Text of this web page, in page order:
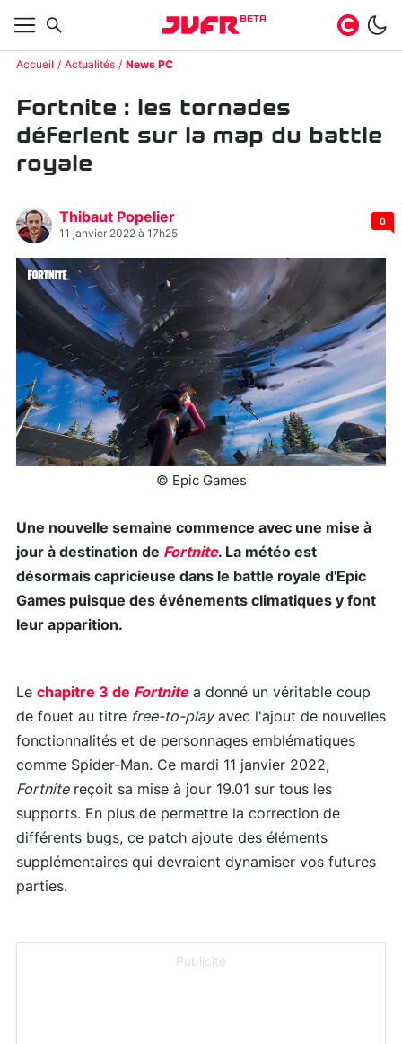
BETA
Accueil Actualités News PC
Fortnite : les tornades
déferlent sur la map du battle
royale
Thibaut Popelier
11 janvier 2022 à 17h25
0
© Epic Games
Une nouvelle semaine commence avec une mise à
jour à destination de Fortnite. La météo est
désormais capricieuse dans le battle royale d'Epic
Games puisque des événements climatiques y font
leur apparition.
Le chapitre 3 de Fortnitea donné un véritable coup
de fouet au titre free-to-playavec l'ajout de nouvelles
fonctionnalités et de personnages emblématiques
comme Spider-Man. Ce mardi 11 janvier 2022,
Fortnitereçoit sa mise à jour 19.01 sur tous les
supports. En plus de permettre la correction de
différents bugs, ce patch ajoute des éléments
supplémentaires qui devraient dynamiser vos futures
parties.
Publicité